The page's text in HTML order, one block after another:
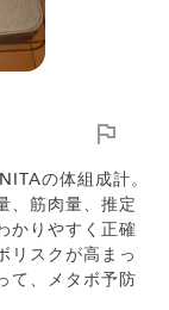
の体組成計。
、筋肉量、推定
かりやすく正確
リスクが高まっ
て、メタボ予防